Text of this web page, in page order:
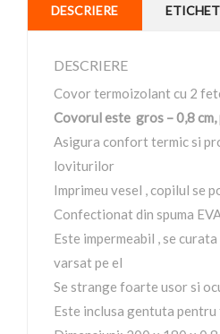
DESCRIERE
DESCRIERE
Covor termoizolant cu 2
Covorul este gros – 0,8
Asigura confort termic si
loviturilor
Imprimeu vesel , copilul se
Confectionat din spuma
Este impermeabil , se
varsat pe el
Se strange foarte usor si
Este inclusa gentuta